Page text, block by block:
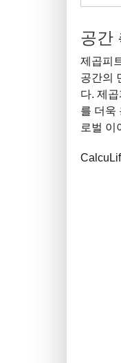
공간
제곱피
공간의
다. 제
를 더욱
로벌 이